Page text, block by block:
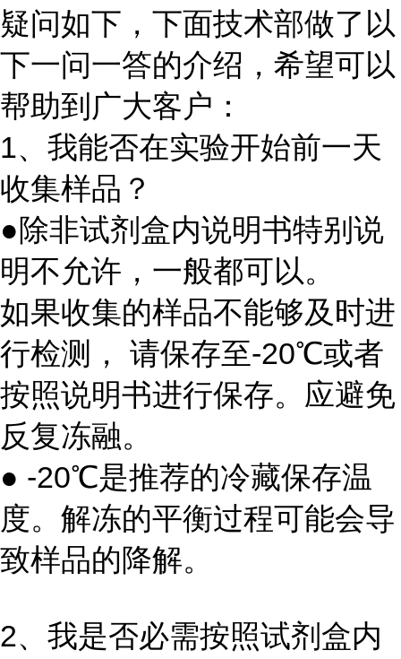
疑问如下，下面技术部做了以
下一问一答的介绍，希望可以
帮助到广大客户：
1、我能否在实验开始前一天
收集样品？
●除非试剂盒内说明书特别说
明不允许，一般都可以。
如果收集的样品不能够及时进
行检测， 请保存至-20℃或者
按照说明书进行保存。应避免
反复冻融。
● -20℃是推荐的冷藏保存温
度。解冻的平衡过程可能会导
致样品的降解。
2、我是否必需按照试剂盒内